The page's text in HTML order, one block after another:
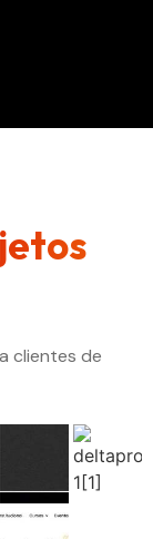
clientes de